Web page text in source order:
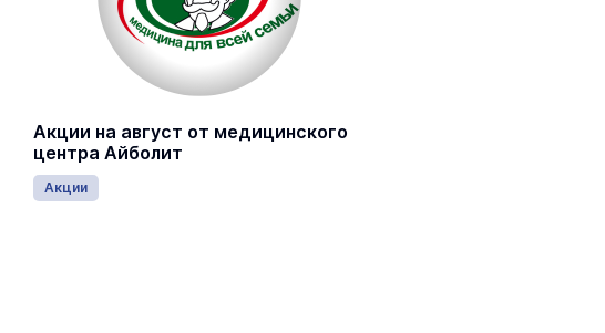
Акции на август от медицинского
центра Айболит
Акции